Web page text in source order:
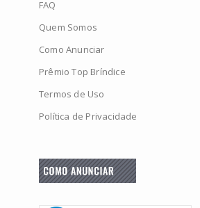
FAQ
Quem Somos
Como Anunciar
Prêmio Top Bríndice
Termos de Uso
Política de Privacidade